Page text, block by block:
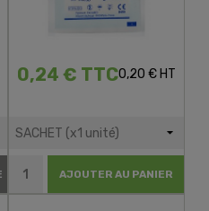
0,24 € TTC0,20 € HT
AJOUTER AU PANIER